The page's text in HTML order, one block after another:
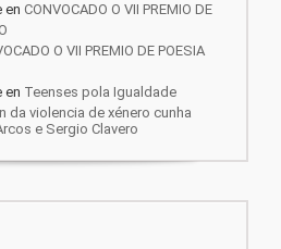
en CONVOCADO O VII PREMIO DE
O VII PREMIO DE POESIA
en Teenses pola Igualdade
da violencia de xénero cunha
e Sergio Clavero